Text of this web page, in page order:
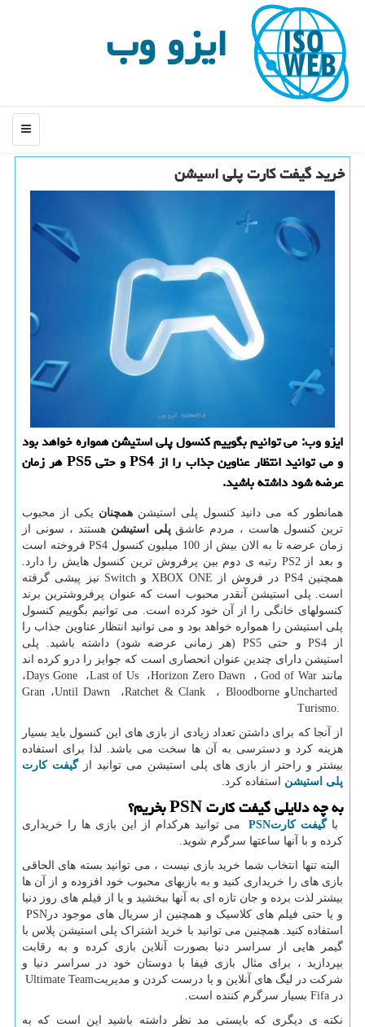
ایزو وب
منو
خرید گیفت كارت پلی اسیشن
ایزو وب: می توانیم بگوییم كنسول پلی استیشن همواره خواهد بود
و می توانید انتظار عناوین جذاب را از PS4 و حتی PS5 هر زمان
عرضه شود داشته باشید.
همانطور که می دانید کنسول پلی استیشن همچنان یکی از محبوب
ترین کنسول هاست ، مردم عاشقپلی استیشن هستند ، سونی از
زمان عرضه تا به الان بیش از 100 میلیون کنسول
PS4 فروخته است
و بعد از
PS2 رتبه ی دوم بین پرفروش ترین کنسول هایش را دارد.
همچنین PS4 در فروش از XBOX ONE و Switch نیز پیشی گرفته
است. پلی استیشن آنقدر محبوب است که عنوان پرفروشترین برند
کنسولهای خانگی را از آن خود کرده است. می توانیم بگوییم کنسول
پلی استیشن را همواره خواهد بود و می توانید انتظار عناوین جذاب را
از
PS4 و حتی PS5 (هر زمانی عرضه شود) داشته باشید. پلی
استیشن دارای چندین عنوان انحصاری است که جوایز را درو کرده اند
مانند God of War ، Horizon Zero Dawn، Last of Us، Days Gone،
Unchartedو Bloodborne ، Ratchet & Clank، Until Dawn، Gran
Turismo.
از آنجا که برای داشتن تعداد زیادی از بازی های این کنسول باید بسیار
هزینه کرد و دسترسی به آن ها سخت می باشد. لذا برای استفاده
بیشتر و راحتر از بازی های پلی استیشن می توانید ازگیفت کارت
پلی استیشن استفاده کرد.
به چه دلایلی گیفت کارتPSNبخریم؟
باگیفت کارتPSN
می توانید هرکدام از این بازی ها را خریداری
کرده و با آنها ساعتها سرگرم شوید.
البته تنها انتخاب شما خرید بازی نیست ، می توانید بسته های الحاقی
بازی های را خریداری کنید و به بازیهای محبوب خود افزوده و از آن ها
بیشتر لذت برده و جان تازه ای به آنها ببخشید و یا از فیلم های روز دنیا
و یا حتی فیلم های کلاسیک و همچنین از سریال های موجود در PSN
استفاده کنید. همچنین می توانید با خرید اشتراک پلی استیشن پلاس با
گیمر هایی از سراسر دنیا بصورت آنلاین بازی کرده و به رقابت
بپردازید ، برای مثال بازی فیفا با دوستان خود در سراسر دنیا و
شرکت در لیگ های آنلاین و یا درست کردن و مدیریتUltimate Team
در Fifa بسیار سرگرم کننده است.
نکته ی دیگری که بایستی مد نظر داشته باشید این است که به